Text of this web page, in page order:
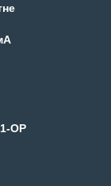
OP